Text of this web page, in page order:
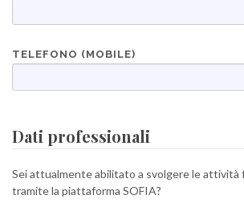
TELEFONO (MOBILE)
Dati professionali
Sei attualmente abilitato a svolgere le attività
tramite la piattaforma SOFIA?